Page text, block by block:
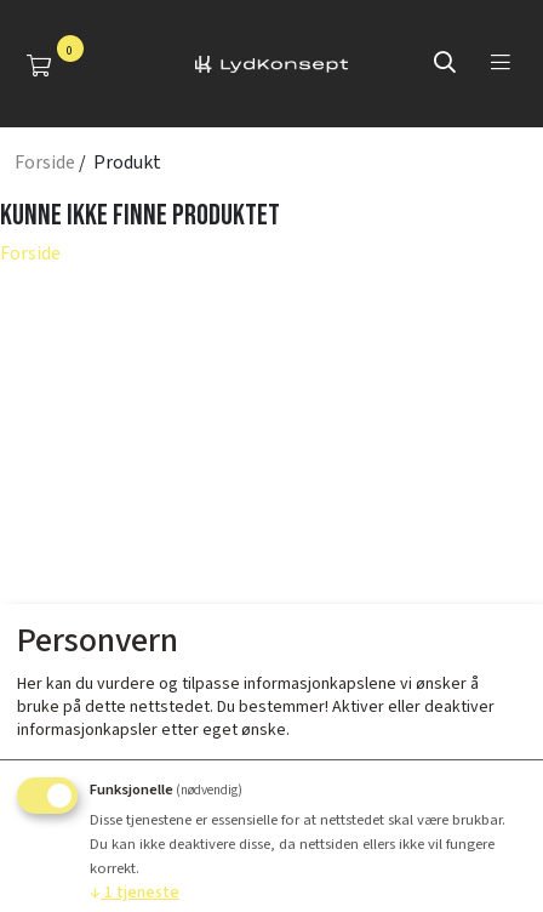
0
Forside / Produkt
Kunne ikke finne produktet
Forside
Personvern
Her kan du vurdere og tilpasse informasjonkapslene vi ønsker å
bruke på dette nettstedet. Du bestemmer! Aktiver eller deaktiver
informasjonkapsler etter eget ønske.
Funksjonelle (nødvendig)
Disse tjenestene er essensielle for at nettstedet skal være brukbar.
Du kan ikke deaktivere disse, da nettsiden ellers ikke vil fungere
korrekt.
↓ 1 tjeneste